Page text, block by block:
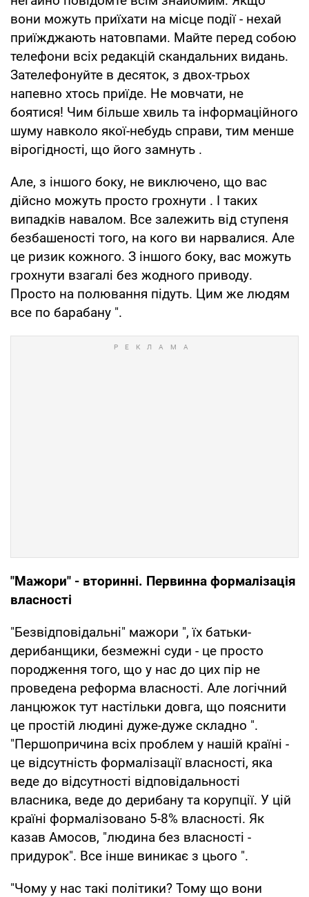
вони можуть приїхати на місце події - нехай
приїжджають натовпами. Майте перед собою
телефони всіх редакцій скандальних видань.
Зателефонуйте в десяток, з двох-трьох
напевно хтось приїде. Не мовчати, не
боятися! Чим більше хвиль та інформаційного
шуму навколо якої-небудь справи, тим менше
вірогідності, що його замнуть .
Але, з іншого боку, не виключено, що вас
дійсно можуть просто грохнути . І таких
випадків навалом. Все залежить від ступеня
безбашеності того, на кого ви нарвалися. Але
це ризик кожного. З іншого боку, вас можуть
грохнути взагалі без жодного приводу.
Просто на полювання підуть. Цим же людям
все по барабану ".
"Мажори" - вторинні. Первинна формалізація
власності
"Безвідповідальні" мажори ", їх батьки-
дерибанщики, безмежні суди - це просто
породження того, що у нас до цих пір не
проведена реформа власності. Але логічний
ланцюжок тут настільки довга, що пояснити
це простій людині дуже-дуже складно ".
"Першопричина всіх проблем у нашій країні -
це відсутність формалізації власності, яка
веде до відсутності відповідальності
власника, веде до дерибану та корупції. У цій
країні формалізовано 5-8% власності. Як
казав Амосов, "людина без власності -
придурок". Все інше виникає з цього ".
"Чому у нас такі політики? Тому що вони